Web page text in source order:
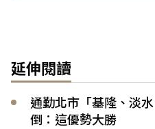
延伸閱讀
通勤北市「基隆、淡
倒：這優勢大勝